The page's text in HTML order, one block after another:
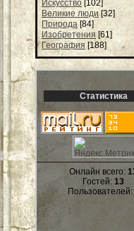
Искусство [102]
Великие люди [32]
Природа [84]
Изобретения [61]
География [188]
Статистика
Онлайн всего:
Гостей: 13
Пользователей: